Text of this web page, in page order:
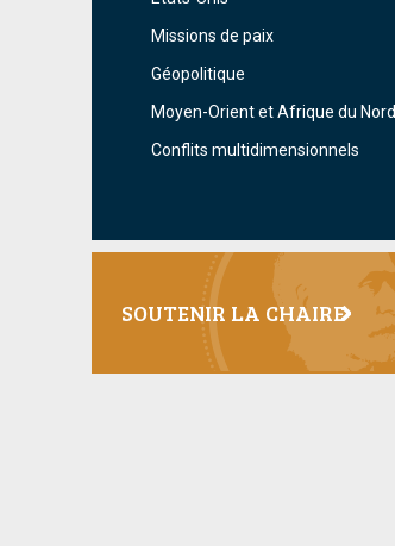
Missions de paix
Géopolitique
Moyen-Orient et Afrique du Nord
Conflits multidimensionnels
SOUTENIR LA CHAIRE